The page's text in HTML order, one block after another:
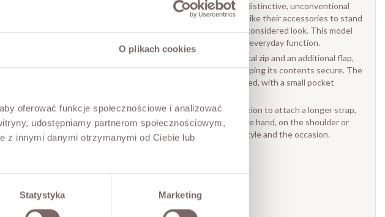
O plikach cookies
oferować funkcje społecznościowe i analizować
udostępniamy partnerom społecznościowym,
z innymi danymi otrzymanymi od Ciebie lub
Statystyka Marketing
A stylish women's bag with a distinctive, unconventional
design, made for women who like their accessories to stand
out and favour a fashionable, considered look. This model
blends original character with everyday function.
The bag fastens with a practical zip and an additional flap,
adding comfort in use and keeping its contents secure. The
interior is thoughtfully designed, with a small pocket
A further advantage is the option to attach a longer strap,
so the bag can be carried in the hand, on the shoulder or
crossbody, adapting to your style and the occasion.
• detachable long strap
• made in Italy